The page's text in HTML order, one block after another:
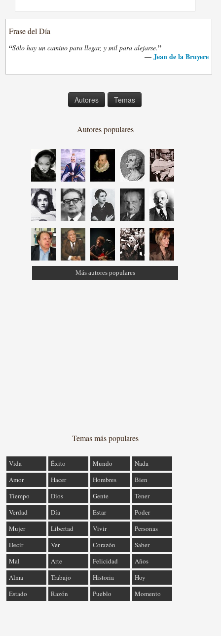
Frase del Día
“Sólo hay un camino para llegar, y mil para alejarse.”
— Jean de la Bruyere
Autores Temas
Autores populares
Más autores populares
Temas más populares
Vida Éxito Mundo
Nada
Amor
Hacer Hombres
Bien
Tiempo
Dios Gente
Tener
Verdad
Día Estar
Poder
Mujer
Libertad Vivir
Personas
Decir
Ver Corazón
Saber
Mal
Arte Felicidad
Años
Alma
Trabajo Historia
Hoy
Estado
Razón Pueblo Momento